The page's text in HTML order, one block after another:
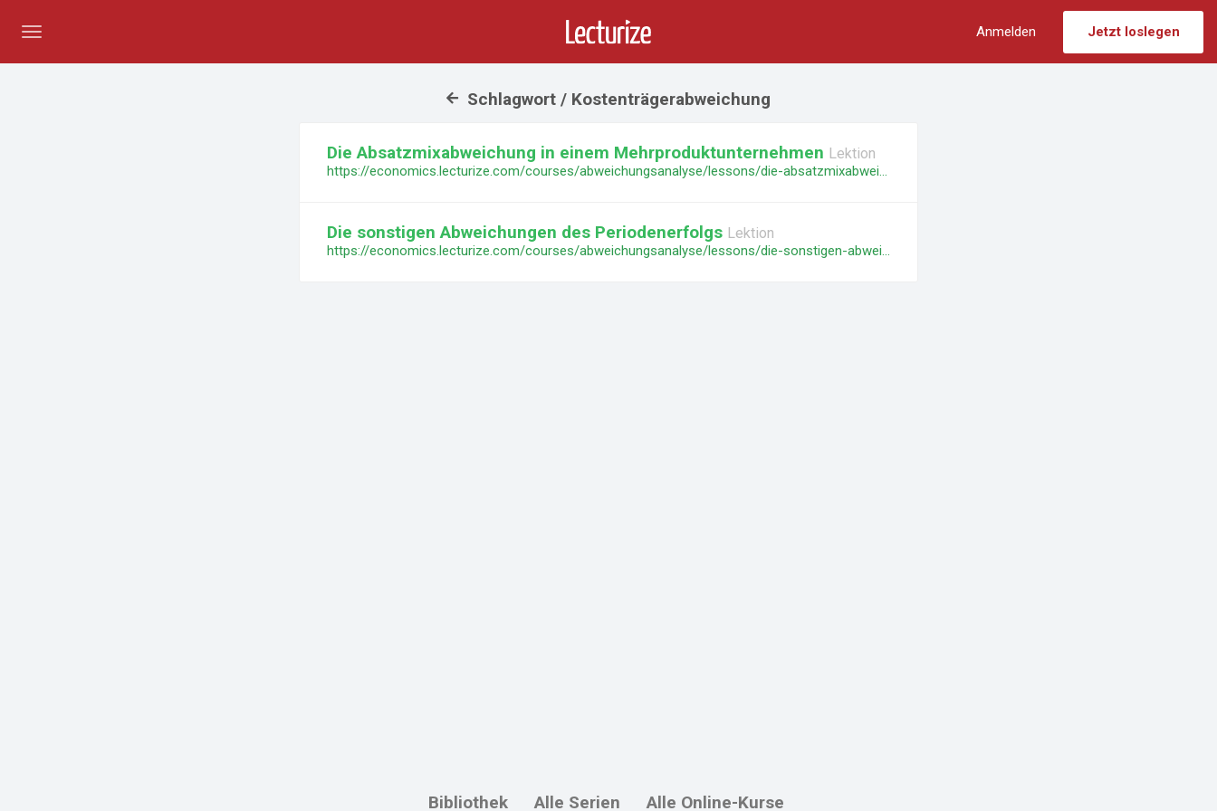
Menü
Jetzt loslegen
Anmelden
Schlagwort / Kostenträgerabweichung
Die Absatzmixabweichung in einem Mehrproduktunternehmen Lektion
https://economics.lecturize.com/courses/abweichungsanalyse/lessons/die-absatzmixabweichung-in-einem-mehrproduktunternehmen
Die sonstigen Abweichungen des Periodenerfolgs Lektion
https://economics.lecturize.com/courses/abweichungsanalyse/lessons/die-sonstigen-abweichungen-des-periodenerfolgs
Bibliothek Alle Serien Alle Online-Kurse